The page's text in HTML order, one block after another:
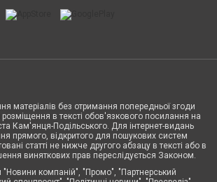
матеріалів без отримання попередньої згоди
в тексті обов'язкового посилання на
Кам'янця-Подільського. Для інтернет-видань
прямого, відкритого для пошукових систем
статті не нижче другого абзацу в тексті або в
виняткових прав переслідується Законом.
компаній", "Промо", "Партнерський